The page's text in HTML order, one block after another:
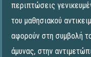
περιπτώσεις
του μαθησιακού
αφορούν στη συμβολή
άμυνας, στην